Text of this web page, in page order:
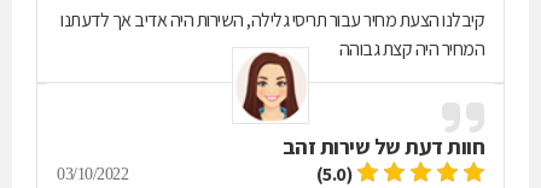
קיבלנו הצעת מחיר עבור תריסי גלילה, השירות היה אדיב אך לדעתנו
המחיר היה קצת גבוהה
חוות דעת של שירות זהב
(5.0)
03/10/2022